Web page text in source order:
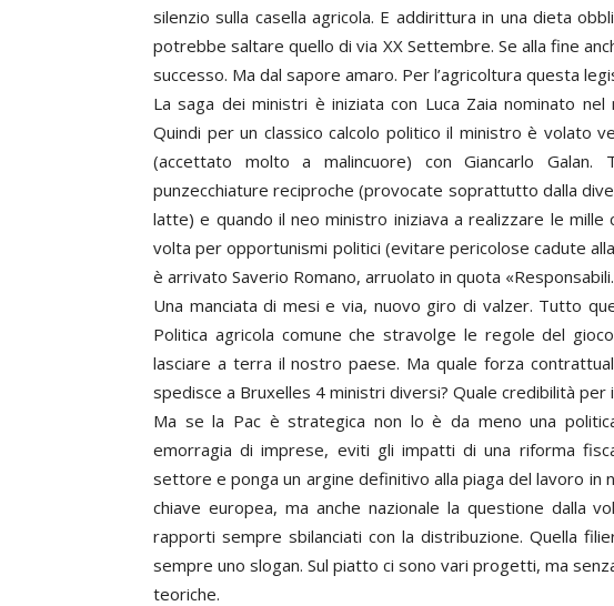
silenzio sulla casella agricola. E addirittura in una dieta
potrebbe saltare quello di via XX Settembre. Se alla fine
successo. Ma dal sapore amaro. Per l’agricoltura questa
La saga dei ministri è iniziata con Luca Zaia nominato
Quindi per un classico calcolo politico il ministro è volato
(accettato molto a malincuore) con Giancarlo
punzecchiature reciproche (provocate soprattutto dalla
latte) e quando il neo ministro iniziava a realizzare le
volta per opportunismi politici (evitare pericolose cadute
è arrivato Saverio Romano, arruolato in quota
Una manciata di mesi e via, nuovo giro di valzer. Tutto
Politica agricola comune che stravolge le regole del
lasciare a terra il nostro paese. Ma quale forza
spedisce a Bruxelles 4 ministri diversi? Quale credibilità per
Ma se la Pac è strategica non lo è da meno una
emorragia di imprese, eviti gli impatti di una riforma
settore e ponga un argine definitivo alla piaga del lavoro in
chiave europea, ma anche nazionale la questione dalla
rapporti sempre sbilanciati con la distribuzione. Quella
sempre uno slogan. Sul piatto ci sono vari progetti, ma
teoriche.